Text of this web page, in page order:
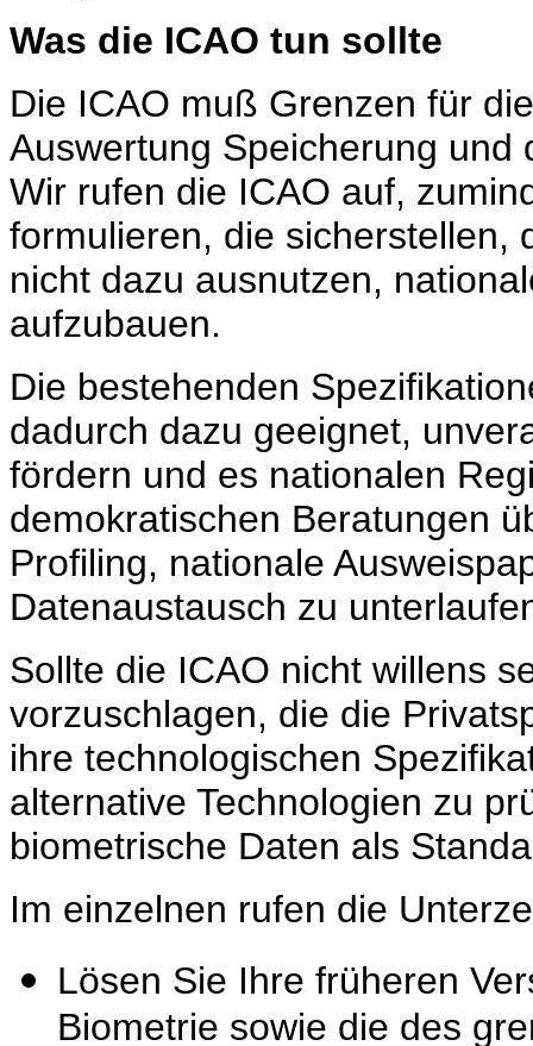
Was die ICAO tun sollte
Die ICAO muß Grenzen für
Auswertung Speicherung und
Wir rufen die ICAO auf,
formulieren, die sicherstellen,
nicht dazu ausnutzen,
aufzubauen.
Die bestehenden
dadurch dazu geeignet,
fördern und es nationalen
demokratischen Beratungen
Profiling, nationale
Datenaustausch zu
Sollte die ICAO nicht willens
vorzuschlagen, die die
ihre technologischen
alternative Technologien zu
biometrische Daten als
Im einzelnen rufen die
Lösen Sie Ihre früheren
Biometrie sowie die des